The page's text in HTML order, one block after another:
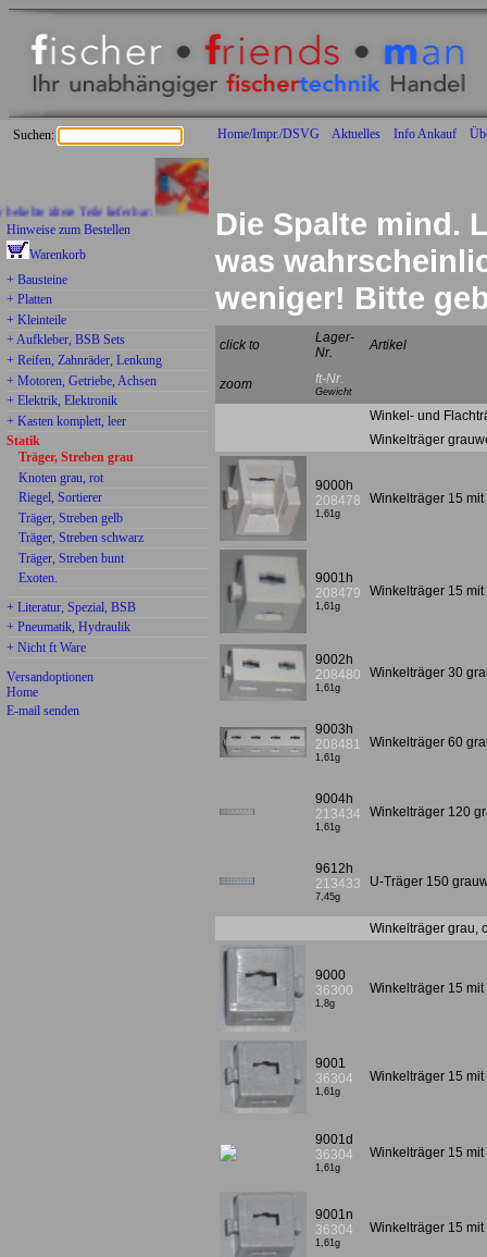
Home/Impr./DSVG Aktuelles Info Ankauf
Suchen:
ältere Teile lieferbar:
Hinweise zum Bestellen
Warenkorb
+ Bausteine
+ Platten
+ Kleinteile
+ Aufkleber, BSB Sets
+ Reifen, Zahnräder, Lenkung
+ Motoren, Getriebe, Achsen
+ Elektrik, Elektronik
+ Kasten komplett, leer
Statik
Träger, Streben grau
Knoten grau, rot
Riegel, Sortierer
Träger, Streben gelb
Träger, Streben schwarz
Träger, Streben bunt
Exoten.
+ Literatur, Spezial, BSB
+ Pneumatik, Hydraulik
+ Nicht ft Ware
Versandoptionen
Home
E-mail senden
Die Spalte mind.
was
weniger! Bitte
click to
Lager-
Nr.
Artikel
zoom ft-Nr.
Gewicht
Winkel- und
Winkelträger
9000h
208478
1,61g
Winkelträger 15
9001h
208479
1,61g
Winkelträger 15
9002h
208480
1,61g
Winkelträger 30
9003h
208481
1,61g
Winkelträger 60
9004h
213434
1,61g
Winkelträger 120
9612h
213433
7,45g
U-Träger 150
Winkelträger grau,
9000
36300
1,8g
Winkelträger 15
9001
36304
1,61g
Winkelträger 15
9001d
36304
1,61g
Winkelträger 15
9001n
36304
1,61g
Winkelträger 15